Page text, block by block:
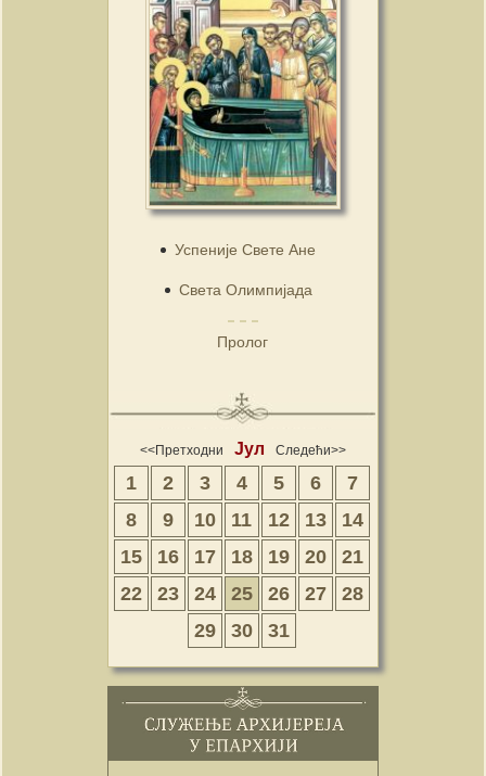
Успеније Свете Ане
Света Олимпијада
Пролог
<<Претходни Јул Следећи>>
1 2 3 4 5 6
7
8
9 10 11 12 13
14
15
16 17 18 19 20
21
22
23 24 25 26 27
28
29
30 31